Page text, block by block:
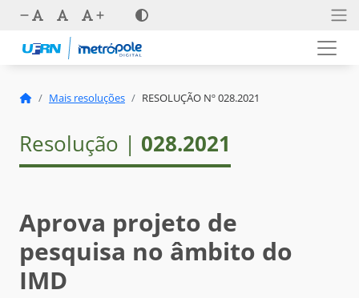
Mais resoluções RESOLUÇÃO Nº 028.2021
Resolução | 028.2021
Aprova projeto de
pesquisa no âmbito do
IMD